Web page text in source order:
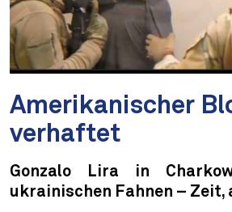
Amerikanischer
verhaftet
Gonzalo Lira in
ukrainischen Fahnen – Zeit,